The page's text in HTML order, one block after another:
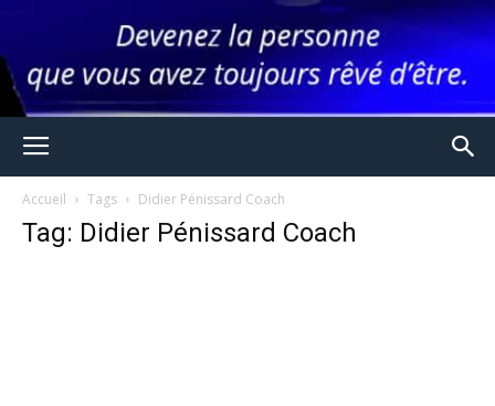
Accueil Tags Didier Pénissard Coach
Tag: Didier Pénissard Coach